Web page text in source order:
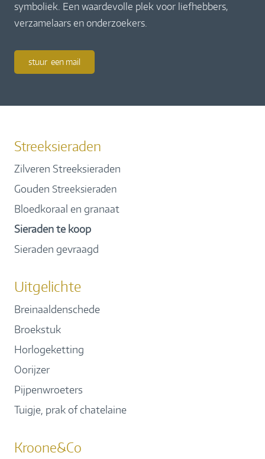
symboliek. Een waardevolle plek voor liefhebbers,
verzamelaars en onderzoekers.
stuur een mail
Streeksieraden
Zilveren Streeksieraden
Gouden Streeksieraden
Bloedkoraal en granaat
Sieraden te koop
Sieraden gevraagd
Uitgelichte
Breinaaldenschede
Broekstuk
Horlogeketting
Oorijzer
Pijpenwroeters
Tuigje, prak of chatelaine
Kroone&Co